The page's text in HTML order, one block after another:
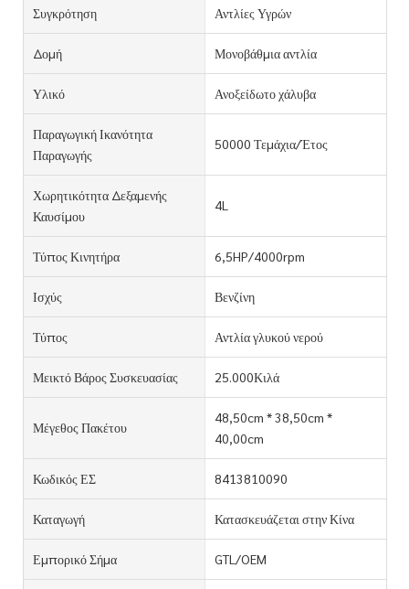
Συγκρότηση Αντλίες Υγρών
Δομή Μονοβάθμια αντλία
Υλικό Ανοξείδωτο χάλυβα
Παραγωγική Ικανότητα
Παραγωγής
50000 Τεμάχια/Έτος
Χωρητικότητα Δεξαμενής
Καυσίμου
4L
Τύπος Κινητήρα 6,5HP/4000rpm
Ισχύς Βενζίνη
Τύπος Αντλία γλυκού νερού
Μεικτό Βάρος Συσκευασίας 25.000Κιλά
Μέγεθος Πακέτου
48,50cm * 38,50cm *
40,00cm
Κωδικός ΕΣ 8413810090
Καταγωγή Κατασκευάζεται στην Κίνα
Εμπορικό Σήμα GTL/OEM